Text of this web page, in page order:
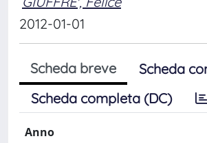
2012-01-01
Scheda breve
Scheda
Scheda completa (DC)
Anno